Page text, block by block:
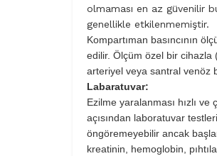
olmaması en az güveni­lir
genellikle etkilenmemiştir.
Kompartıman basıncının
edilir. Ölçüm özel bir cihazla
arteriyel veya santral venöz
Labaratuvar:
Ezilme yaralanması hızlı
açısından laboratuvar
öngöremeyebilir ancak
kreatinin, hemoglobin,